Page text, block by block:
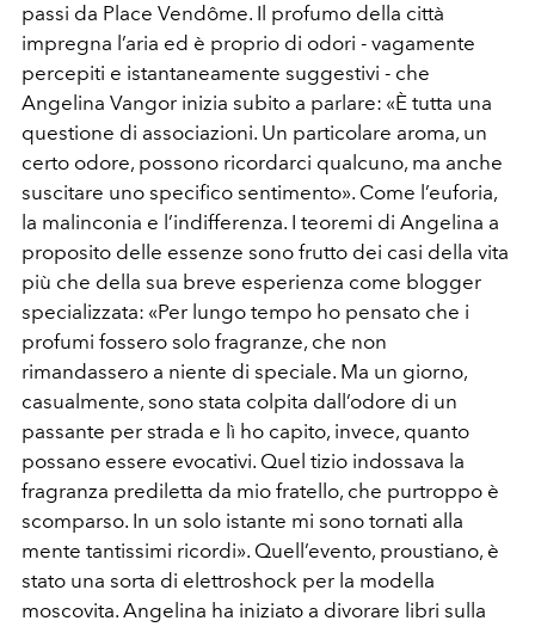
passi da Place Vendôme. Il profumo della città
impregna l’aria ed è proprio di odori - vagamente
percepiti e istantaneamente suggestivi - che
Angelina Vangor inizia subito a parlare: «È tutta una
questione di associazioni. Un particolare aroma, un
certo odore, possono ricordarci qualcuno, ma anche
suscitare uno specifico sentimento». Come l’euforia,
la malinconia e l’indifferenza. I teoremi di Angelina a
proposito delle essenze sono frutto dei casi della vita
più che della sua breve esperienza come blogger
specializzata: «Per lungo tempo ho pensato che i
profumi fossero solo fragranze, che non
rimandassero a niente di speciale. Ma un giorno,
casualmente, sono stata colpita dall’odore di un
passante per strada e lì ho capito, invece, quanto
possano essere evocativi. Quel tizio indossava la
fragranza prediletta da mio fratello, che purtroppo è
scomparso. In un solo istante mi sono tornati alla
mente tantissimi ricordi». Quell’evento, proustiano, è
stato una sorta di elettroshock per la modella
moscovita. Angelina ha iniziato a divorare libri sulla